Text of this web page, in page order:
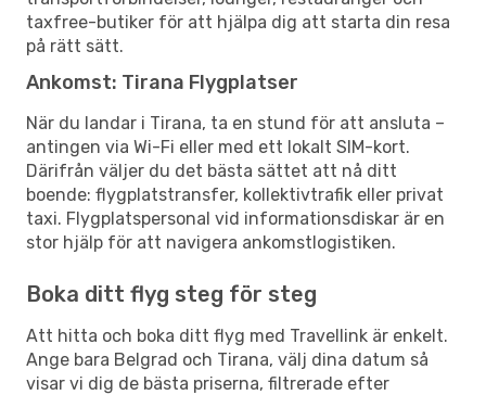
taxfree-butiker för att hjälpa dig att starta din resa
på rätt sätt.
Ankomst: Tirana Flygplatser
När du landar i Tirana, ta en stund för att ansluta –
antingen via Wi-Fi eller med ett lokalt SIM-kort.
Därifrån väljer du det bästa sättet att nå ditt
boende: flygplatstransfer, kollektivtrafik eller privat
taxi. Flygplatspersonal vid informationsdiskar är en
stor hjälp för att navigera ankomstlogistiken.
Boka ditt flyg steg för steg
Att hitta och boka ditt flyg med Travellink är enkelt.
Ange bara Belgrad och Tirana, välj dina datum så
visar vi dig de bästa priserna, filtrerade efter